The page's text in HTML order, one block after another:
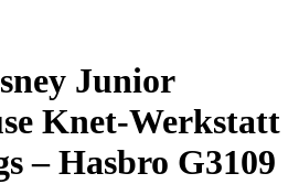
Junior
Knet-Werkstatt
– Hasbro G3109